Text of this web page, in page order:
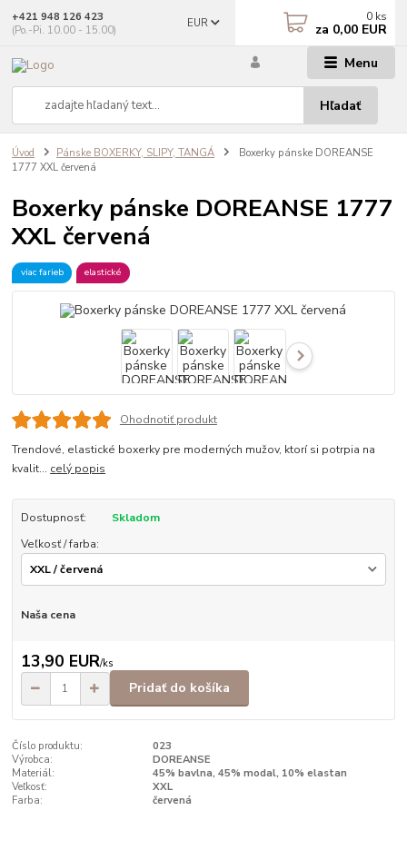
Menu
EUR
Hľadať
+421 948 126 423
(Po.-Pi. 10.00 - 15.00)
0 ks
za 0,00 EUR
Úvod Pánske BOXERKY, SLIPY, TANGÁ
Boxerky pánske DOREANSE
1777 XXL červená
Boxerky pánske DOREANSE 1777
XXL červená
viac farieb elastické
Ohodnotiť produkt
Trendové, elastické boxerky pre moderných mužov, ktorí si potrpia na
kvalit... celý popis
Dostupnosť:
Skladom
Veľkosť / farba:
Naša cena
13,90 EUR/ks
Pridať do košíka
Číslo produktu:
023
Výrobca:
DOREANSE
Materiál:
45% bavlna, 45% modal, 10% elastan
Veľkosť:
XXL
Farba:
červená